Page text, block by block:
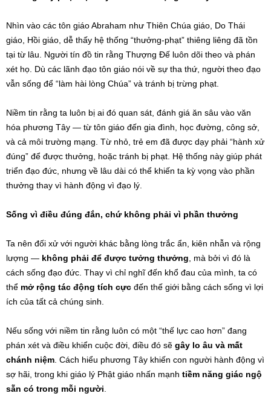
Nhìn vào các tôn giáo Abraham như Thiên Chúa giáo, Do Thái
giáo, Hồi giáo, dễ thấy hệ thống “thưởng-phạt” thiêng liêng đã tồn
tại từ lâu. Người tín đồ tin rằng Thượng Đế luôn dõi theo và phán
xét họ. Dù các lãnh đạo tôn giáo nói về sự tha thứ, người theo đạo
vẫn sống để “làm hài lòng Chúa” và tránh bị trừng phạt.
Niềm tin rằng ta luôn bị ai đó quan sát, đánh giá ăn sâu vào văn
hóa phương Tây — từ tôn giáo đến gia đình, học đường, công sở,
và cả môi trường mạng. Từ nhỏ, trẻ em đã được dạy phải “hành xử
đúng” để được thưởng, hoặc tránh bị phạt. Hệ thống này giúp phát
triển đạo đức, nhưng về lâu dài có thể khiến ta kỳ vọng vào phần
thưởng thay vì hành động vì đạo lý.
Sống vì điều đúng đắn, chứ không phải vì phần thưởng
Ta nên đối xử với người khác bằng lòng trắc ẩn, kiên nhẫn và rộng
lượng — không phải để được tưởng thưởng , mà bởi vì đó là
cách sống đạo đức. Thay vì chỉ nghĩ đến khổ đau của mình, ta có
thể mở rộng tác động tích cực đến thế giới bằng cách sống vì lợi
ích của tất cả chúng sinh.
Nếu sống với niềm tin rằng luôn có một “thế lực cao hơn” đang
phán xét và điều khiển cuộc đời, điều đó sẽ gây lo âu và mất
chánh niệm . Cách hiểu phương Tây khiến con người hành động vì
sợ hãi, trong khi giáo lý Phật giáo nhấn mạnh tiềm năng giác ngộ
sẵn có trong mỗi người